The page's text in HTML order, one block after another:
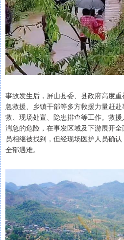
事故发生后，屏山县委、县政府高度
急救援、乡镇干部等多方救援力量赶
救、现场处置、隐患排查等工作。救
湍急的危险，在事发区域及下游展开
员相继被找到，但经现场医护人员确
全部遇难。